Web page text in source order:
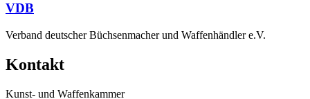
VDB
Verband deutscher Büchsenmacher und Waffenhändler e.V.
Kontakt
Kunst- und Waffenkammer